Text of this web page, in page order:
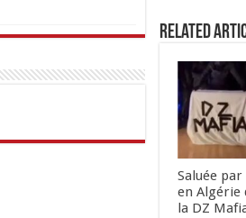
Related
Saluée
en Algérie
la DZ